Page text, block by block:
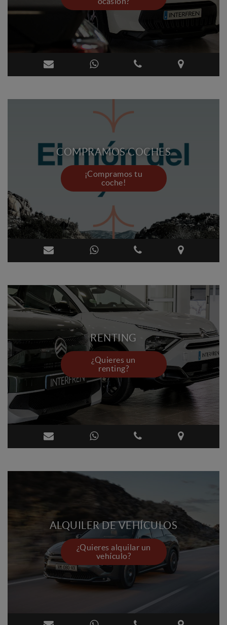
COMPRAMOS COCHES
¡Compramos tu
coche!
RENTING
¿Quieres un
renting?
ALQUILER DE VEHÍCULOS
¿Quieres alquilar un
vehículo?